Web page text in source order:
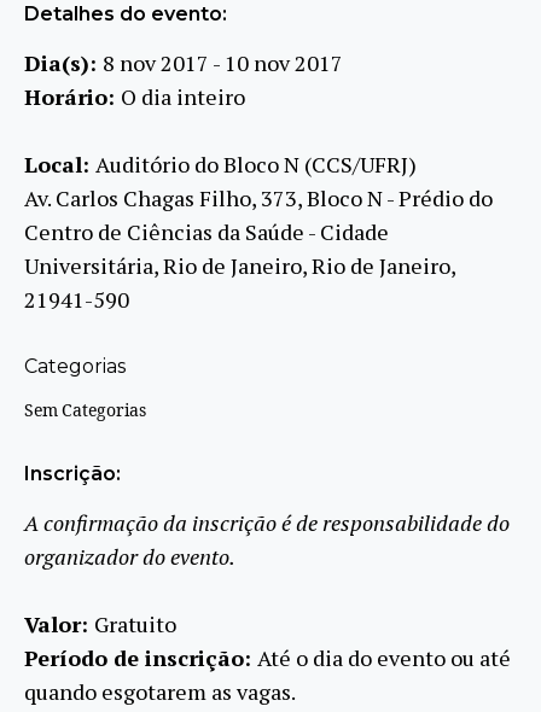
Detalhes do evento:
Dia(s): 8 nov 2017 - 10 nov 2017
Horário: O dia inteiro
Local: Auditório do Bloco N (CCS/UFRJ)
Av. Carlos Chagas Filho, 373, Bloco N - Prédio do
Centro de Ciências da Saúde - Cidade
Universitária, Rio de Janeiro, Rio de Janeiro,
21941-590
Categorias
Sem Categorias
Inscrição:
A confirmação da inscrição é de responsabilidade do
organizador do evento.
Valor: Gratuito
Período de inscrição: Até o dia do evento ou até
quando esgotarem as vagas.